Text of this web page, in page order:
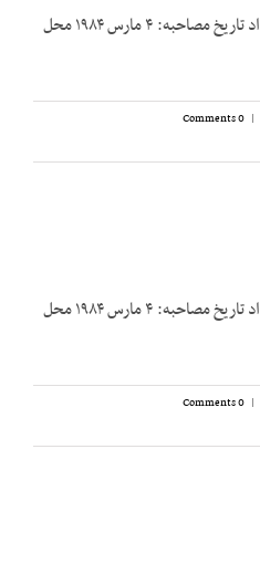
روایت‌کننده: آقای دکتر امیر پیشداد تاریخ مصاحبه: ۴ مارس ۱۹۸۴ محل
|
0 Comments
روایت‌کننده: آقای دکتر امیر پیشداد تاریخ مصاحبه: ۴ مارس ۱۹۸۴ محل
|
0 Comments